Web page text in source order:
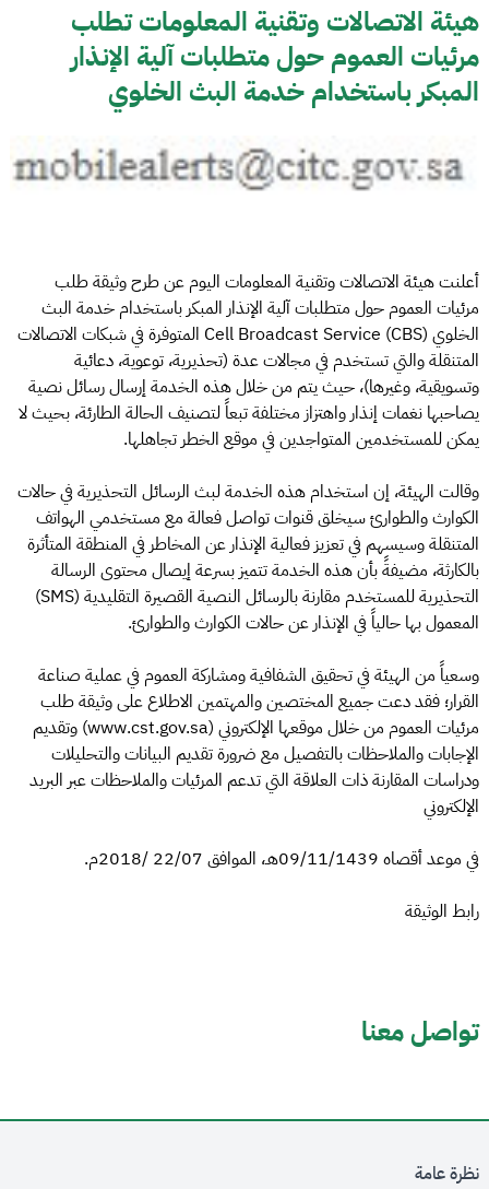
هيئة الاتصالات وتقنية المعلومات تطلب
مرئيات العموم حول متطلبات آلية الإنذار
المبكر باستخدام خدمة البث الخلوي
أعلنت هيئة الاتصالات وتقنية المعلومات اليوم عن طرح وثيقة طلب
مرئيات العموم حول متطلبات آلية الإنذار المبكر باستخدام خدمة البث
الخلوي Cell Broadcast Service (CBS) المتوفرة في شبكات الاتصالات
المتنقلة والتي تستخدم في مجالات عدة (تحذيرية، توعوية، دعائية
وتسويقية، وغيرها)، حيث يتم من خلال هذه الخدمة إرسال رسائل نصية
يصاحبها نغمات إنذار واهتزاز مختلفة تبعاً لتصنيف الحالة الطارئة، بحيث لا
يمكن للمستخدمين المتواجدين في موقع الخطر تجاهلها.
وقالت الهيئة، إن استخدام هذه الخدمة لبث الرسائل التحذيرية في حالات
الكوارث والطوارئ سيخلق قنوات تواصل فعالة مع مستخدمي الهواتف
المتنقلة وسيسهم في تعزيز فعالية الإنذار عن المخاطر في المنطقة المتأثرة
بالكارثة، مضيفةً بأن هذه الخدمة تتميز بسرعة إيصال محتوى الرسالة
التحذيرية للمستخدم مقارنة بالرسائل النصية القصيرة التقليدية (SMS)
المعمول بها حالياً في الإنذار عن حالات الكوارث والطوارئ.
وسعياً من الهيئة في تحقيق الشفافية ومشاركة العموم في عملية صناعة
القرار؛ فقد دعت جميع المختصين والمهتمين الاطلاع على وثيقة طلب
مرئيات العموم من خلال موقعها الإلكتروني (www.cst.gov.sa) وتقديم
الإجابات والملاحظات بالتفصيل مع ضرورة تقديم البيانات والتحليلات
ودراسات المقارنة ذات العلاقة التي تدعم المرئيات والملاحظات عبر البريد
الإلكتروني
في موعد أقصاه 09/11/1439هـ، الموافق 22/07 /2018م.
رابط الوثيقة
تواصل معنا
نظرة عامة